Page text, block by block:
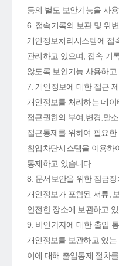
등의 별도 보안기능을 사
6. 접속기록의 보관 및 위
개인정보처리시스템에 접
관리하고 있으며, 접속 기
않도록 보안기능 사용하고
7. 개인정보에 대한 접근
개인정보를 처리하는 데
접근권한의 부여,변경,말
접근통제를 위하여 필요
침입차단시스템을 이용하
통제하고 있습니다.
8. 문서보안을 위한 잠금장
개인정보가 포함된 서류,
안전한 장소에 보관하고
9. 비인가자에 대한 출입
개인정보를 보관하고 있
이에 대해 출입통제 절차